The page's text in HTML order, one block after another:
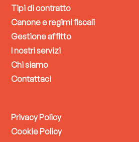
Tipi di contratto
Canone e regimi fiscali
Gestione affitto
I nostri servizi
Chi siamo
Contattaci
Privacy Policy
Cookie Policy